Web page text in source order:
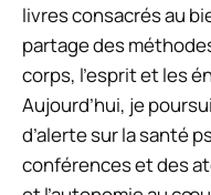
livres consacrés au
partage des
corps, l’esprit et les
Aujourd’hui, je
d’alerte sur la santé
conférences et des